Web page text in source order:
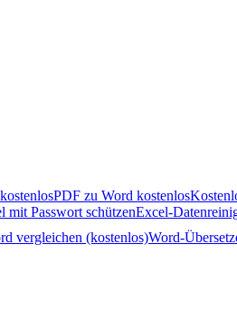
PDF zu Word kostenlos
mit Passwort schützenExcel-
vergleichen (kostenlos)Word-